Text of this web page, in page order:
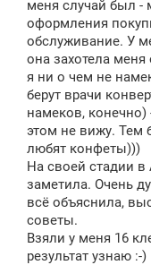
меня случай был -
оформления
обслуживание. У
она захотела меня
я ни о чем не
берут врачи
намеков, конечно)
этом не вижу. Тем
любят конфеты)))
На своей стадии
заметила. Очень
всё объяснила,
советы.
Взяли у меня 16
результат узнаю :-)